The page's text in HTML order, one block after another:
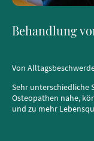
Behandlung
Von
Sehr unterschiedliche
Osteopathen nahe,
und zu mehr